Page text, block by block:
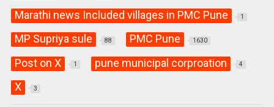
Marathi news Included villages in PMC Pune 1
MP Supriya sule 88 PMC Pune 1630
Post on X 1 pune municipal corproation 4
X 3